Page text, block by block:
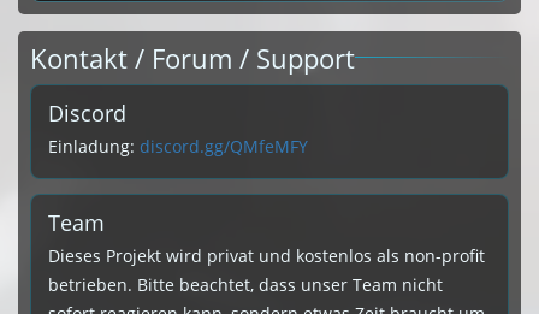
Kontakt / Forum / Support
Discord
Einladung: discord.gg/QMfeMFY
Team
Dieses Projekt wird privat und kostenlos als non-profit
betrieben. Bitte beachtet, dass unser Team nicht